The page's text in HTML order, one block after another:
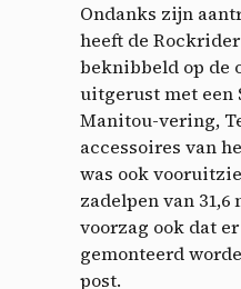
Ondanks zijn
heeft de Rockrider
beknibbeld op de
uitgerust met een
Manitou-vering,
accessoires van
was ook
zadelpen van
voorzag ook dat
gemonteerd
post.